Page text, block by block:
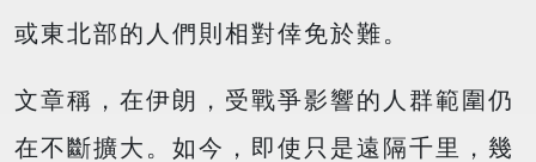
或東北部的人們則相對倖免於難。
文章稱，在伊朗，受戰爭影響的人群範圍仍
在不斷擴大。如今，即使只是遠隔千里，幾